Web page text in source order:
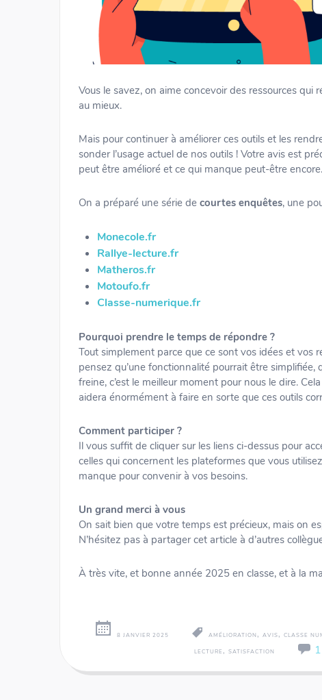
Vous le savez, on aime concevoir des ressources
au mieux.
Mais pour continuer à améliorer ces outils et les
sonder l’usage actuel de nos outils ! Votre avis est
peut être amélioré et ce qui manque peut-être encore.
On a préparé une série de courtes enquêtes, une
Monecole.fr
Rallye-lecture.fr
Matheros.fr
Motoufo.fr
Classe-numerique.fr
Pourquoi prendre le temps de répondre ?
Tout simplement parce que ce sont vos idées et vos
pensez qu’une fonctionnalité pourrait être
freine, c’est le meilleur moment pour nous le dire.
aidera énormément à faire en sorte que ces outils
Comment participer ?
Il vous suffit de cliquer sur les liens ci-dessus pour
celles qui concernent les plateformes que vous
manque pour convenir à vos besoins.
Un grand merci à vous
On sait bien que votre temps est précieux, mais on
N’hésitez pas à partager cet article à d’autres
À très vite, et bonne année 2025 en classe, et à la
8 JANVIER 2025 AMÉLIORATION ,AVIS,CLASSE
LECTURE ,SATISFACTION